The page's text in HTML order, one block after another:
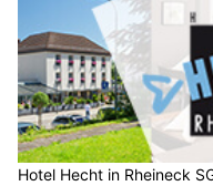
Hotel Hecht in Rheineck